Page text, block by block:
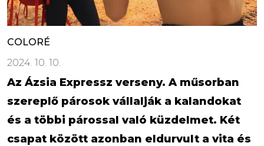
COLORÉ
2024. 10. 10.
Az Ázsia Expressz verseny. A műsorban
szereplő párosok vállalják a kalandokat
és a többi párossal való küzdelmet. Két
csapat között azonban eldurvult a vita és